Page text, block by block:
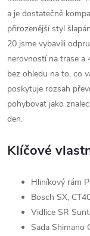
a je dostatečně
přirozenější styl
20 jsme vybavili
nerovností na trase a
bez ohledu na to, co
poskytuje rozsah
pohybovat jako
den.
Klíčové
Hliníkový rám
Bosch SX,
Vidlice SR
Sada Shimano